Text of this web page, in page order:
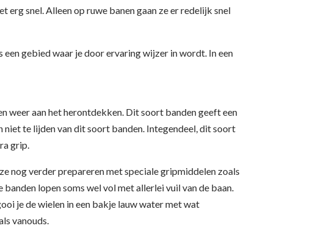
erg snel. Alleen op ruwe banen gaan ze er redelijk snel
gebied waar je door ervaring wijzer in wordt. In een
weer aan het herontdekken. Dit soort banden geeft een
te lijden van dit soort banden. Integendeel, dit soort
grip.
nog verder prepareren met speciale gripmiddelen zoals
lopen soms wel vol met allerlei vuil van de baan.
je de wielen in een bakje lauw water met wat
vanouds.